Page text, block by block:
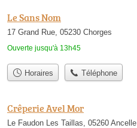
Le Sans Nom
17 Grand Rue, 05230 Chorges
Ouverte jusqu'à 13h45
Horaires Téléphone
Crêperie Avel Mor
Le Faudon Les Taillas, 05260 Ancelle